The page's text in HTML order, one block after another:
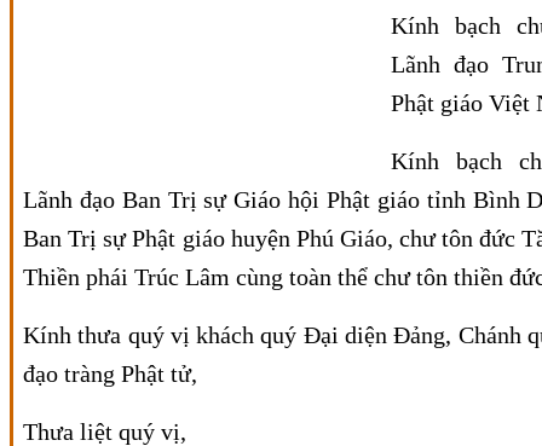
Kính bạch
Lãnh đạo
Phật giáo Việt
Kính bạch
Lãnh đạo Ban Trị sự Giáo hội Phật giáo tỉnh Bình
Ban Trị sự Phật giáo huyện Phú Giáo, chư tôn đức
Thiền phái Trúc Lâm cùng toàn thể chư tôn thiền
Kính thưa quý vị khách quý Đại diện Đảng, Chánh
đạo tràng Phật tử,
Thưa liệt quý vị,